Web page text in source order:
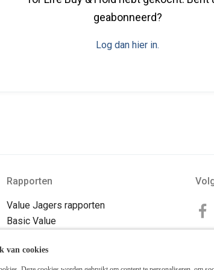
geabonneerd?
Log dan hier in.
Rapporten
Value Jagers rapporten
Basic Value
Value Trends
van cookies